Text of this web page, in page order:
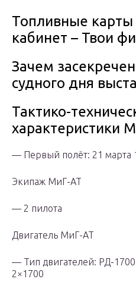
Топливные
кабинет – Твои
Зачем
судного дня
Тактико-
характеристики
— Первый полёт: 21 марта
Экипаж МиГ-АТ
— 2 пилота
Двигатель МиГ-АТ
— Тип двигателей: РД-
2×1700